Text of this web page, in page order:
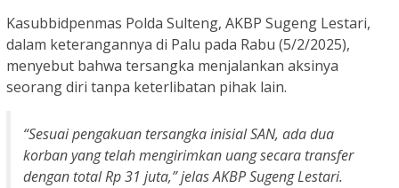
Kasubbidpenmas Polda Sulteng, AKBP Sugeng Lestari,
dalam keterangannya di Palu pada Rabu (5/2/2025),
menyebut bahwa tersangka menjalankan aksinya
seorang diri tanpa keterlibatan pihak lain.
“Sesuai pengakuan tersangka inisial SAN, ada dua
korban yang telah mengirimkan uang secara transfer
dengan total Rp 31 juta,” jelas AKBP Sugeng Lestari.